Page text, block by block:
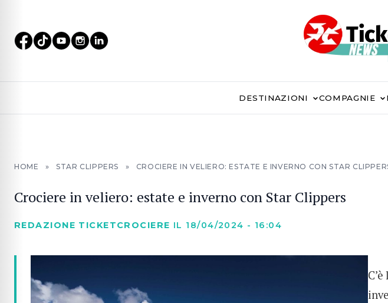
DESTINAZIONI COMPAGNIE
HOME » STAR CLIPPERS » CROCIERE IN VELIERO: ESTATE E INVERNO CON STAR
Crociere in veliero: estate e inverno con Star Clippers
REDAZIONE TICKETCROCIERE IL 18/04/2024 - 16:04